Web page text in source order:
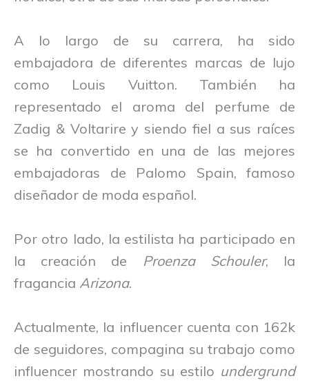
A lo largo de su carrera, ha sido
embajadora de diferentes marcas de lujo
como Louis Vuitton. También ha
representado el aroma del perfume de
Zadig & Voltarire y siendo fiel a sus raíces
se ha convertido en una de las mejores
embajadoras de Palomo Spain, famoso
diseñador de moda español.
Por otro lado, la estilista ha participado en
la creación de Proenza Schouler, la
fragancia Arizona.
Actualmente, la influencer cuenta con 162k
de seguidores, compagina su trabajo como
influencer mostrando su estilo undergrund